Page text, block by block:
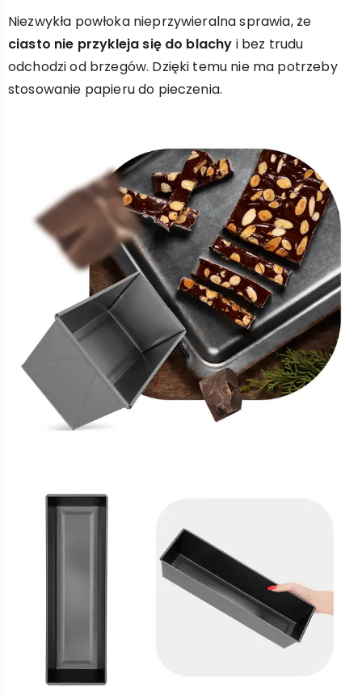
Niezwykła powłoka nieprzywieralna sprawia, że
ciasto nie przykleja się do blachy i bez trudu
odchodzi od brzegów. Dzięki temu nie ma potrzeby
stosowanie papieru do pieczenia.